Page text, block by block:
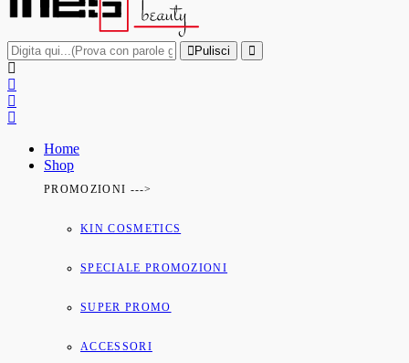
Pulisci
Home
Shop
PROMOZIONI --->
KIN COSMETICS
SPECIALE PROMOZIONI
SUPER PROMO
ACCESSORI